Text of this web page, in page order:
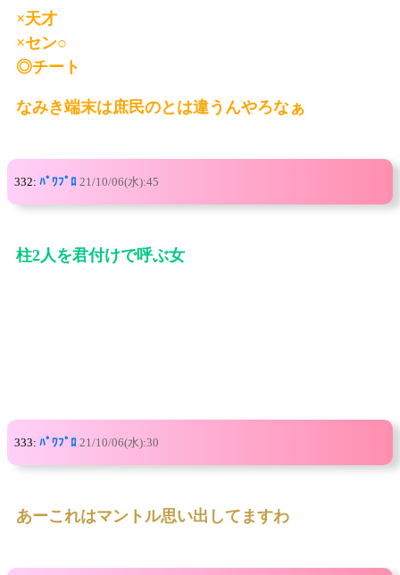
×天才
×セン○
◎チート
なみき端末は庶民のとは違うんやろなぁ
332: ﾊﾟﾜﾌﾟﾛ 21/10/06(水):45
柱2人を君付けで呼ぶ女
333: ﾊﾟﾜﾌﾟﾛ 21/10/06(水):30
あーこれはマントル思い出してますわ